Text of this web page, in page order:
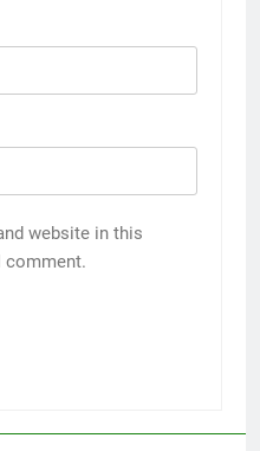
website in this
comment.